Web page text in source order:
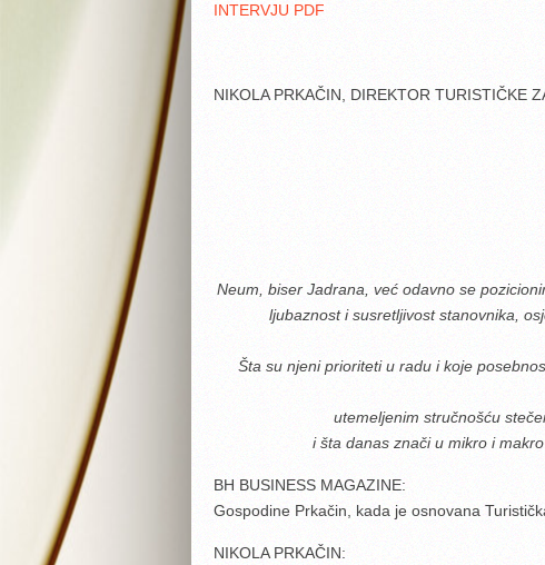
INTERVJU PDF
NIKOLA PRKAČIN, DIREKTOR TURISTIČKE
Neum, biser Jadrana, već odavno se
ljubaznost i susretljivost stanovnika,
Šta su njeni prioriteti u radu i koje
utemeljenim stručnošću
i šta danas znači u mikro i
BH BUSINESS MAGAZINE:
Gospodine Prkačin, kada je osnovana
NIKOLA PRKAČIN: